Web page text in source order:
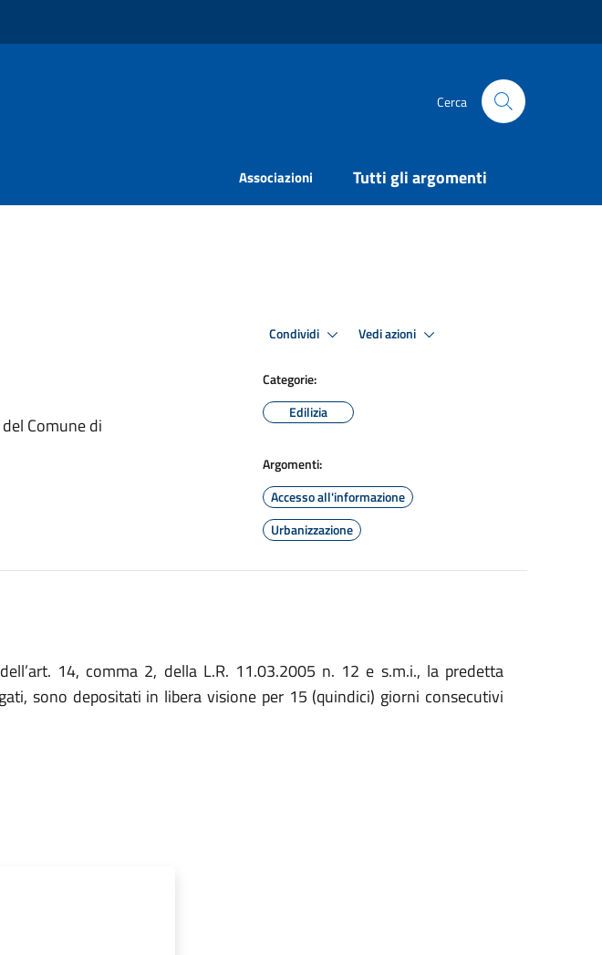
Cerca
Associazioni Tutti gli argomenti
Comune di
Condividi Vedi azioni
Categorie:
Edilizia
Argomenti:
Accesso all'informazione
Urbanizzazione
14, comma 2, della L.R. 11.03.2005 n. 12 e s.m.i., la predetta
sono depositati in libera visione per 15 (quindici) giorni consecutivi